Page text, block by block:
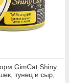
GimCat Shiny
тунец и сыр,